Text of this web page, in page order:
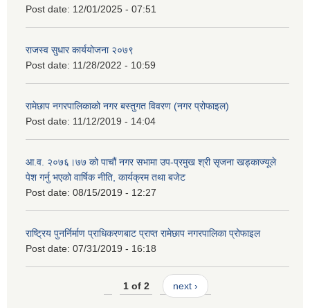
Post date: 12/01/2025 - 07:51
राजस्व सुधार कार्ययोजना २०७९
Post date: 11/28/2022 - 10:59
रामेछाप नगरपालिकाको नगर बस्तुगत विवरण (नगर प्रोफाइल)
Post date: 11/12/2019 - 14:04
आ.व. २०७६।७७ को पाचौं नगर सभामा उप-प्रमुख श्री सृजना खड्काज्यूले
पेश गर्नु भएको वार्षिक नीति, कार्यक्रम तथा बजेट
Post date: 08/15/2019 - 12:27
राष्ट्रिय पुनर्निर्माण प्राधिकरणबाट प्राप्त रामेछाप नगरपालिका प्रोफाइल
Post date: 07/31/2019 - 16:18
1 of 2 next ›